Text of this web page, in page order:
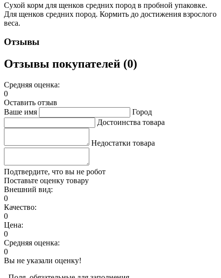
Сухой корм для щенков средних пород в пробной упаковке.
Для щенков средних пород. Кормить до достижения взрослого
веса.
Отзывы
Отзывы покупателей (0)
Средняя оценка:
0
Оставить отзыв
Ваше имя
Город
Достоинства товара
Недостатки товара
Подтвердите, что вы не робот
Поставьте оценку товару
Внешний вид:
0
Качество:
0
Цена:
0
Средняя оценка:
0
Вы не указали оценку!